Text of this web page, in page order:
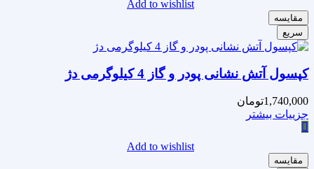
Add to wishlist
مقایسه
سریع
کپسول آتش نشانی پودر و گاز 4 کیلوگرمی دژ
1,740,000تومان
جزییات بیشتر
Add to wishlist
مقایسه